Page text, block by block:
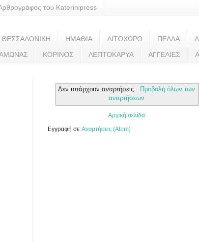
Αρθρογράφος του Katerinipress
ΘΕΣΣΑΛΟΝΙΚΗ ΗΜΑΘΙΑ ΛΙΤΟΧΩΡΟ ΠΕΛΛΑ
ΚΟΡΙΝΟΣ ΛΕΠΤΟΚΑΡΥΑ ΑΓΓΕΛΙΕΣ
Δεν υπάρχουν αναρτήσεις.
Προβολή όλων των
αναρτήσεων
Αρχική σελίδα
Εγγραφή σε:Αναρτήσεις (Atom)